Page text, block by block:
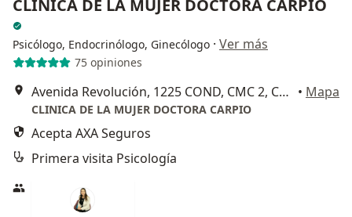
CLINICA DE LA MUJER DOCTORA CARPIO
Psicólogo, Endocrinólogo, Ginecólogo · Ver más
75 opiniones
Avenida Revolución, 1225 COND, CMC 2, Consultorio 03N6, Col. Los Alpes, Álvaro Obregón • Mapa
CLINICA DE LA MUJER DOCTORA CARPIO
Acepta AXA Seguros
Primera visita Psicología